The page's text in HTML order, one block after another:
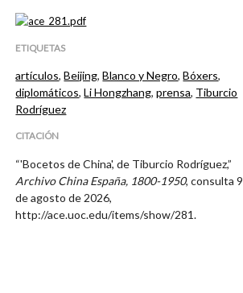
ETIQUETAS
artículos,Beijing,Blanco y Negro,Bóxers,
diplomáticos,Li Hongzhang,prensa, Tiburcio
Rodríguez
CITACIÓN
“'Bocetos de China', de Tiburcio Rodríguez,”
Archivo China España, 1800-1950, consulta 9
de agosto de 2026,
http://ace.uoc.edu/items/show/281.